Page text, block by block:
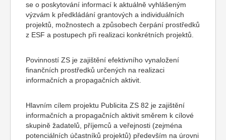
se o poskytování informací k aktuálně vyhlášeným
výzvám k předkládání grantových a individuálních
projektů, možnostech a způsobech čerpání prostředků
z ESF a postupech při realizaci konkrétních projektů.
Povinností ZS je zajištění efektivního vynaložení
finančních prostředků určených na realizaci
informačních a propagačních aktivit.
Hlavním cílem projektu Publicita ZS 82 je zajištění
informačních a propagačních aktivit směrem k cílové
skupině žadatelů, příjemců a veřejnosti (zejména
potenciálních účastníků projektů) především na úrovni